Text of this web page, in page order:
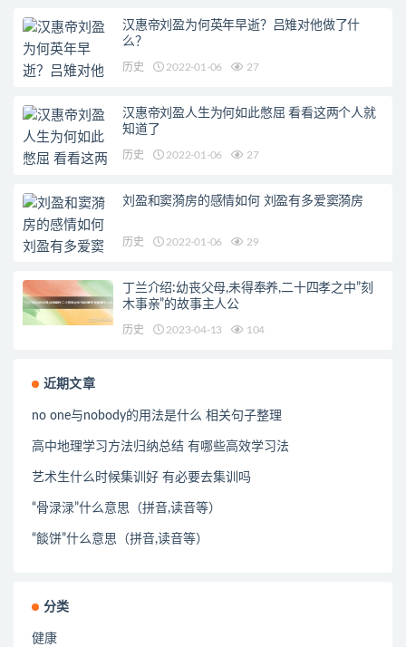
汉惠帝刘盈为何英年早逝？吕雉对他做了什
么？
历史 2022-01-06 27
汉惠帝刘盈人生为何如此憋屈 看看这两个人就
知道了
历史 2022-01-06 27
刘盈和窦漪房的感情如何 刘盈有多爱窦漪房
历史 2022-01-06 29
丁兰介绍:幼丧父母,未得奉养,二十四孝之中”刻
木事亲”的故事主人公
历史 2023-04-13 104
近期文章
no one与nobody的用法是什么 相关句子整理
高中地理学习方法归纳总结 有哪些高效学习法
艺术生什么时候集训好 有必要去集训吗
“骨渌渌”什么意思（拼音,读音等）
“餤饼”什么意思（拼音,读音等）
分类
健康